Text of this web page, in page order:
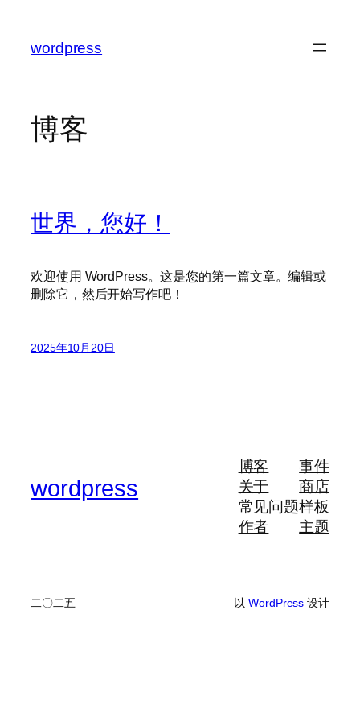
wordpress
博客
世界，您好！
欢迎使用 WordPress。这是您的第一篇文章。编辑或
删除它，然后开始写作吧！
2025年10月20日
wordpress
博客
关于
常见问题
作者
事件
商店
样板
主题
二〇二五 以WordPress 设计